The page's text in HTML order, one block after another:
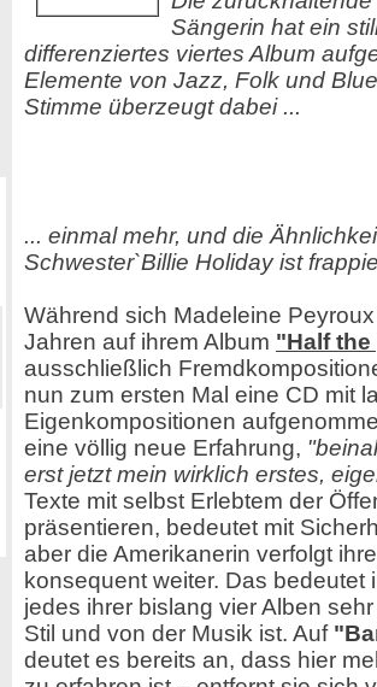
Sängerin hat ein
differenziertes viertes Album
Elemente von Jazz, Folk und
Stimme überzeugt dabei ...
... einmal mehr, und die
Schwester`Billie Holiday ist
Während sich Madeleine
Jahren auf ihrem Album "Half
ausschließlich
nun zum ersten Mal eine CD mit
Eigenkompositionen
eine völlig neue Erfahrung,
erst jetzt mein wirklich erstes,
Texte mit selbst Erlebtem der
präsentieren, bedeutet mit
aber die Amerikanerin verfolgt
konsequent weiter. Das bedeutet
jedes ihrer bislang vier Alben
Stil und von der Musik ist. Auf
deutet es bereits an, dass hier